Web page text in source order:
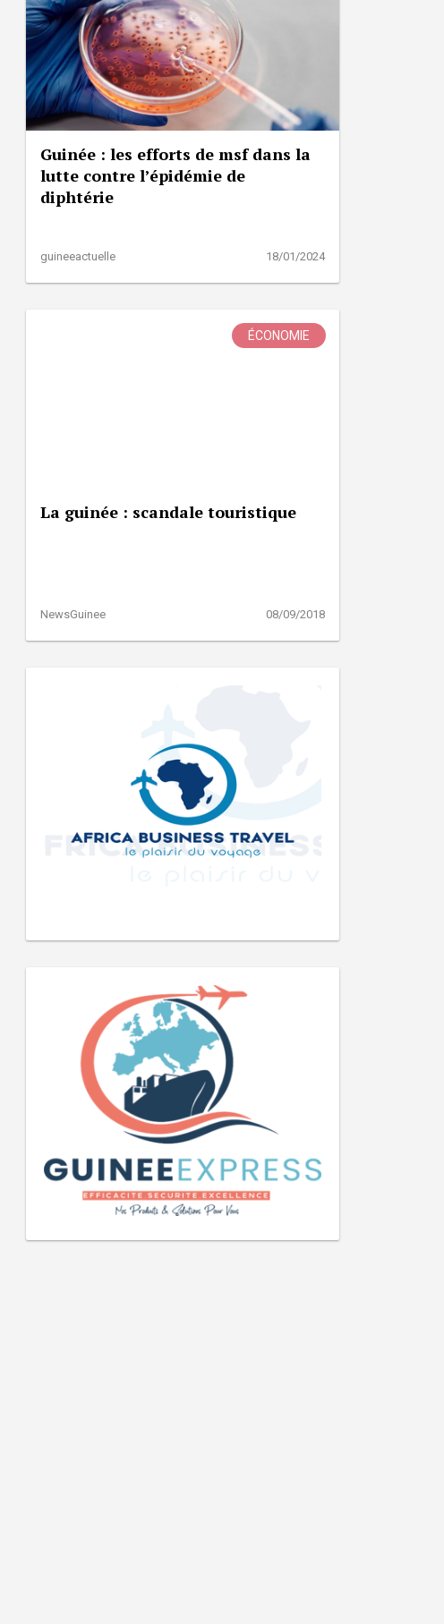
Guinée : les efforts de msf dans la
lutte contre l’épidémie de
diphtérie
guineeactuelle 18/01/2024
ÉCONOMIE
La guinée : scandale touristique
NewsGuinee 08/09/2018